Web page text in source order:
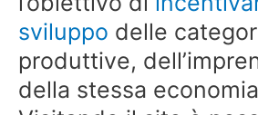
sviluppo delle
produttive,
della stessa